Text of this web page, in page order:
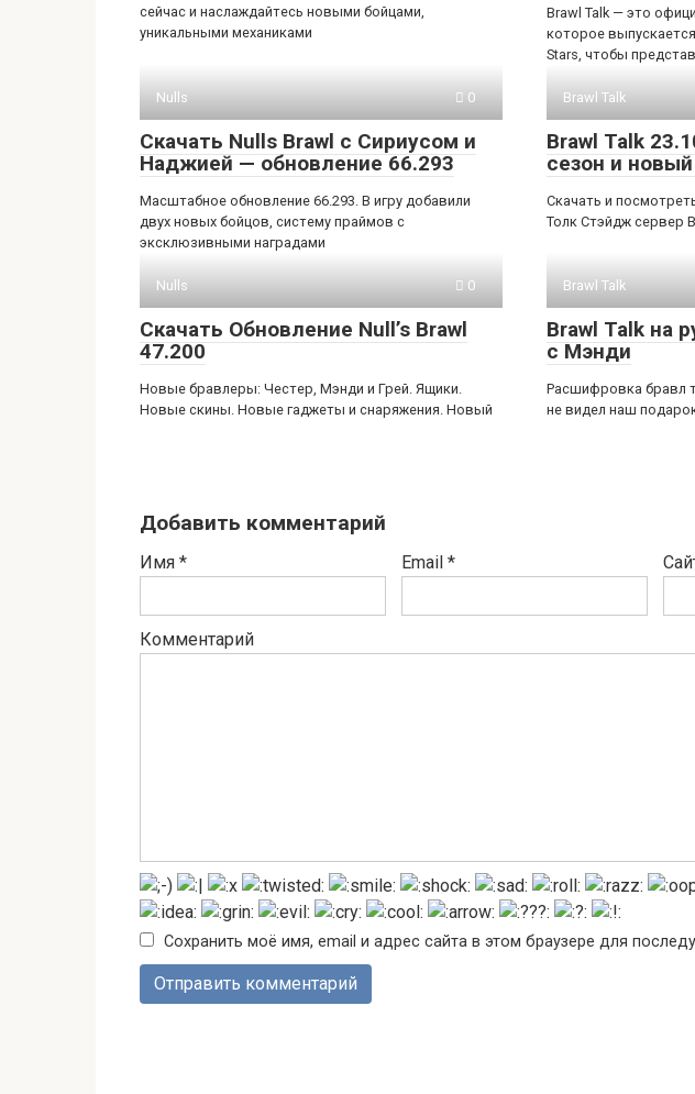
сейчас и наслаждайтесь новыми бойцами,
уникальными механиками
Brawl Talk — это
которое
Stars, чтобы
Nulls 0
Скачать Nulls Brawl с Сириусом и
Наджией — обновление 66.293
Масштабное обновление 66.293. В игру добавили
двух новых бойцов, систему праймов с
эксклюзивными наградами
Brawl Talk
Brawl Talk
сезон и
Скачать и
Толк Стэйдж сервер
Nulls 0
Скачать Обновление Null’s Brawl
47.200
Новые бравлеры: Честер, Мэнди и Грей. Ящики.
Новые скины. Новые гаджеты и снаряжения. Новый
Brawl Talk
Brawl Talk на
с Мэнди
Расшифровка бравл
не видел наш
Добавить комментарий
Имя * Email *
Комментарий
Сохранить моё имя, email и адрес сайта в этом браузере для